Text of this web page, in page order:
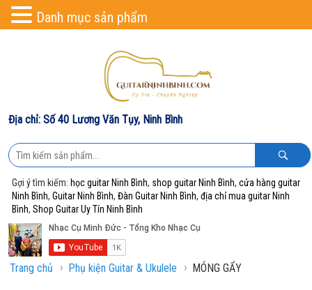
Địa chỉ: Số 40 Lương Văn Tụy, Ninh Bình
Gợi ý tìm kiếm: học guitar Ninh Bình, shop guitar Ninh Bình,cửa hàng guitar
Ninh Bình,Guitar Ninh Bình,Đàn Guitar Ninh Bình,địa chỉ mua guitar Ninh
Bình,Shop Guitar Uy Tín Ninh Bình
Trang chủ › Phụ kiện Guitar & Ukulele › MÓNG GẨY
Danh mục sản phẩm